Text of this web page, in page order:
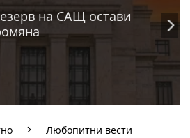
на САЩ остави
Любопитни вести